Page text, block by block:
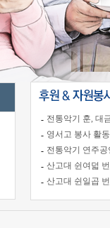
- 전통악기 훈, 대
- 영서고 봉사 활
- 전통악기 연주공
- 산고대 쉰여덟
- 산고대 쉰일곱